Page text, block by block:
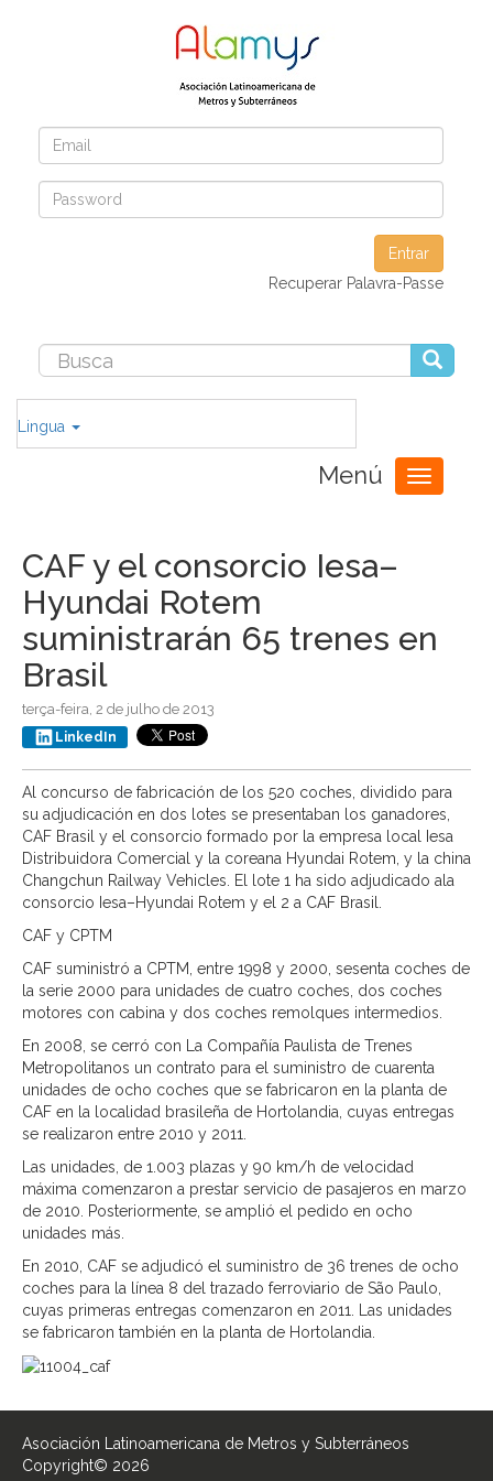
Entrar
Recuperar Palavra-Passe
Lingua
Menú
Toggle
navigation
CAF y el consorcio Iesa–
Hyundai Rotem
suministrarán 65 trenes en
Brasil
terça-feira, 2 de julho de 2013
LinkedIn
Al concurso de fabricación de los 520 coches, dividido para
su adjudicación en dos lotes se presentaban los ganadores,
CAF Brasil y el consorcio formado por la empresa local Iesa
Distribuidora Comercial y la coreana Hyundai Rotem, y la china
Changchun Railway Vehicles. El lote 1 ha sido adjudicado ala
consorcio Iesa–Hyundai Rotem y el 2 a CAF Brasil.
CAF y CPTM
CAF suministró a CPTM, entre 1998 y 2000, sesenta coches de
la serie 2000 para unidades de cuatro coches, dos coches
motores con cabina y dos coches remolques intermedios.
En 2008, se cerró con La Compañía Paulista de Trenes
Metropolitanos un contrato para el suministro de cuarenta
unidades de ocho coches que se fabricaron en la planta de
CAF en la localidad brasileña de Hortolandia, cuyas entregas
se realizaron entre 2010 y 2011.
Las unidades, de 1.003 plazas y 90 km/h de velocidad
máxima comenzaron a prestar servicio de pasajeros en marzo
de 2010. Posteriormente, se amplió el pedido en ocho
unidades más.
En 2010, CAF se adjudicó el suministro de 36 trenes de ocho
coches para la línea 8 del trazado ferroviario de São Paulo,
cuyas primeras entregas comenzaron en 2011. Las unidades
se fabricaron también en la planta de Hortolandia.
Asociación Latinoamericana de Metros y Subterráneos
Copyright© 2026